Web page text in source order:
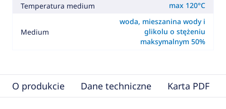
Temperatura medium
max 120°C
Medium
woda, mieszanina wody i
glikolu o stężeniu
maksymalnym 50%
O produkcie Dane techniczne Karta PDF